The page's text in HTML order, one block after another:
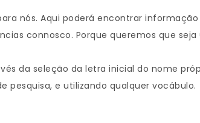
nós. Aqui poderá encontrar
connosco. Porque queremos que
da seleção da letra inicial do nome
pesquisa, e utilizando qualquer vocábulo.